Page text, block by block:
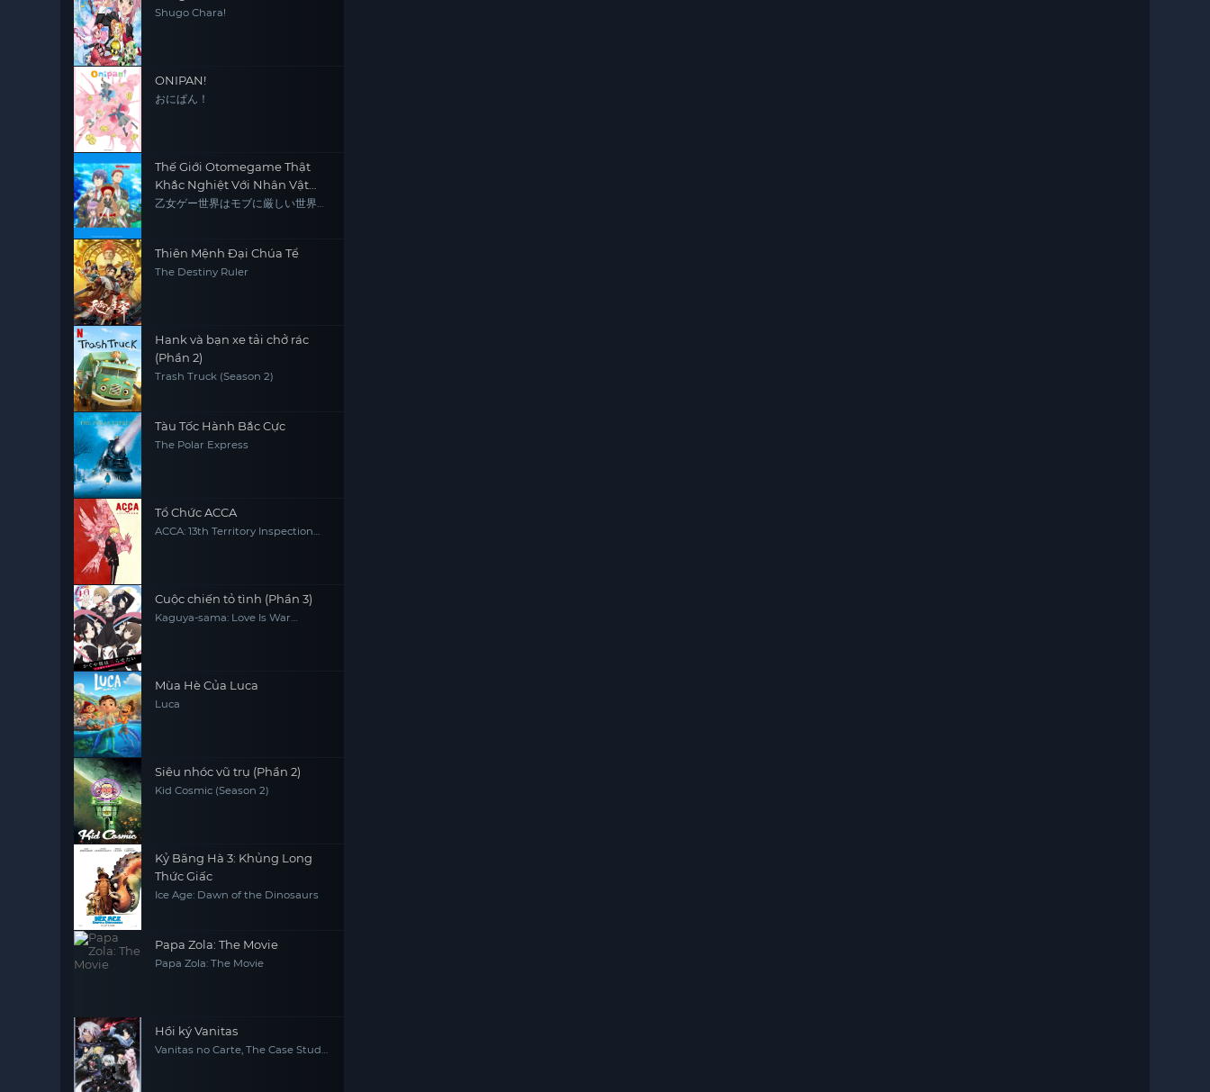
Shugo Chara!
ONIPAN!
おにぱん！
Thế Giới Otomegame Thật
Khắc Nghiệt Với Nhân Vật
Quần Chúng
乙女ゲー世界はモブに厳しい世界で
Thiên Mệnh Đại Chúa Tể
The Destiny Ruler
Hank và bạn xe tải chở rác
(Phần 2)
Trash Truck (Season 2)
Tàu Tốc Hành Bắc Cực
The Polar Express
Tổ Chức ACCA
ACCA: 13th Territory Inspection
Cuộc chiến tỏ tình (Phần 3)
Kaguya-sama: Love Is War
Mùa Hè Của Luca
Luca
Siêu nhóc vũ trụ (Phần 2)
Kid Cosmic (Season 2)
Kỷ Băng Hà 3: Khủng Long
Thức Giấc
Ice Age: Dawn of the Dinosaurs
Papa Zola: The Movie
Papa Zola: The Movie
Hồi ký Vanitas
Vanitas no Carte, The Case Study